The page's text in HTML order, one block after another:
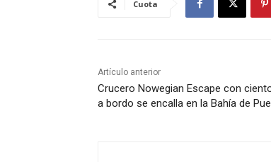
Cuota
Artículo anterior
Crucero Nowegian Escape con
a bordo se encalla en la Bahía de